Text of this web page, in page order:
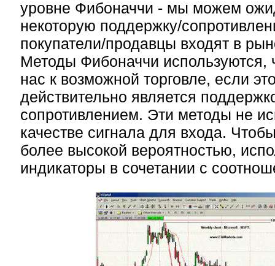
уровне Фибоначчи - мы можем
некоторую поддержку/
покупатели/продавцы входят в
Методы Фибоначчи используются,
нас к возможной торговле, если
действительно является
сопротивлением. Эти методы не
качестве сигнала для входа.
более высокой вероятностью,
индикаторы в сочетании с